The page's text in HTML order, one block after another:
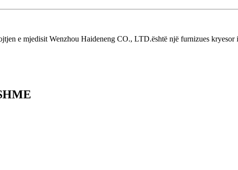
e mjedisit Wenzhou Haideneng CO., LTD.është një furnizues kryesor